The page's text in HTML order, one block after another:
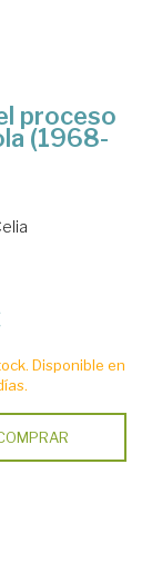
proceso
(1968-
Disponible en